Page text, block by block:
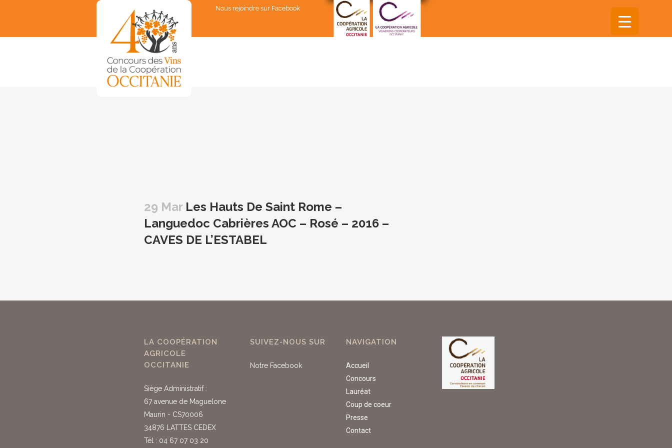
Nous rejoindre sur Facebook
29 MarLes Hauts De Saint Rome –
Languedoc Cabrières AOC – Rosé – 2016 –
CAVES DE L’ESTABEL
LA COOPÉRATION
AGRICOLE
OCCITANIE
Siège Administratif :
67 avenue de Maguelone
Maurin - CS70006
34876 LATTES CEDEX
Tél : 04 67 07 03 20
SUIVEZ-NOUS SUR
Notre Facebook
NAVIGATION
Accueil
Concours
Lauréat
Coup de coeur
Presse
Contact